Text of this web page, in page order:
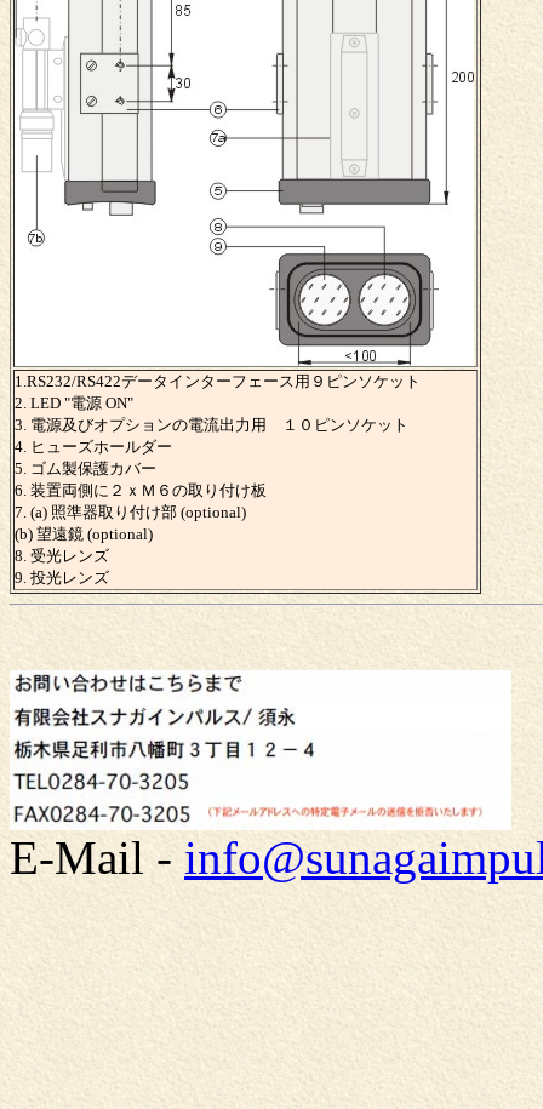
1.RS232/RS422データインターフェース用９ピンソケット
2. LED "電源 ON"
3. 電源及びオプションの電流出力用 １０ピンソケット
4. ヒューズホールダー
5. ゴム製保護カバー
6. 装置両側に２ｘＭ６の取り付け板
7. (a) 照準器取り付け部 (optional)
(b) 望遠鏡 (optional)
8. 受光レンズ
9. 投光レンズ
E-Mail -